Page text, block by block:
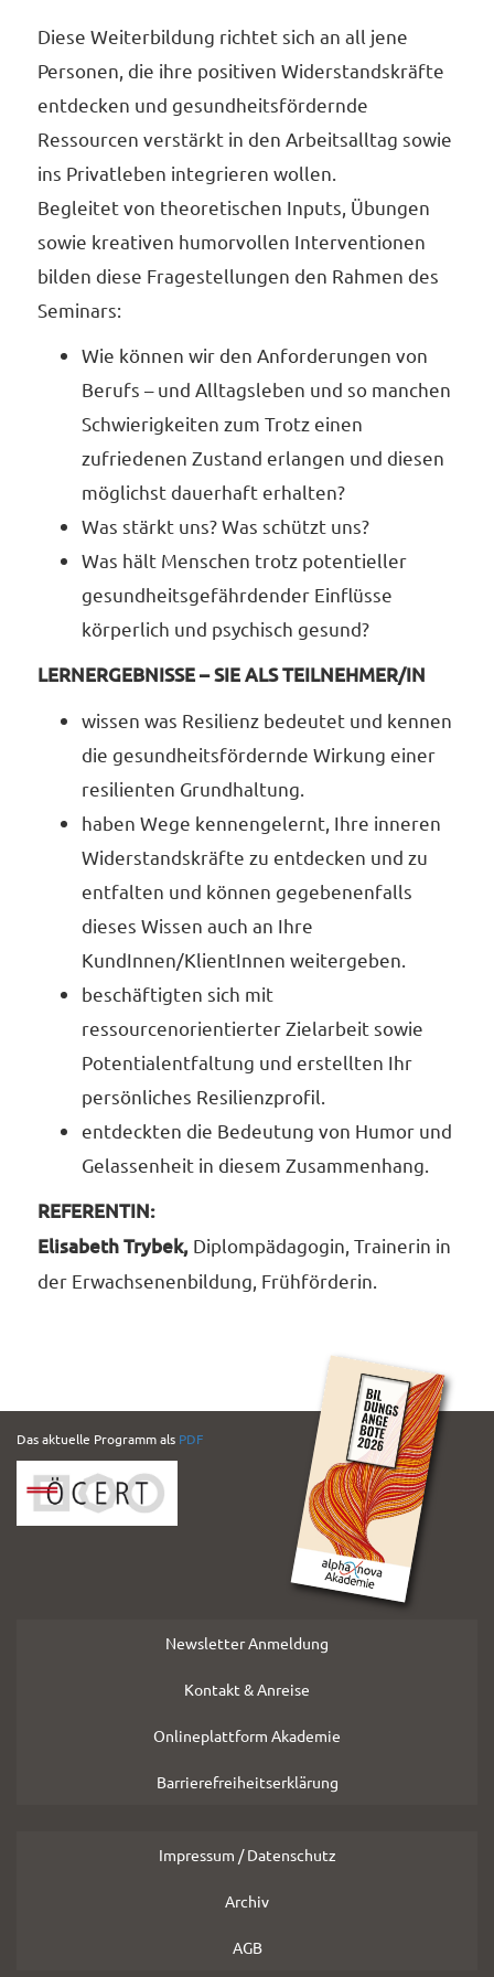
Diese Weiterbildung richtet sich an all jene
Personen, die ihre positiven Widerstandskräfte
entdecken und gesundheitsfördernde
Ressourcen verstärkt in den Arbeitsalltag sowie
ins Privatleben integrieren wollen.
Begleitet von theoretischen Inputs, Übungen
sowie kreativen humorvollen Interventionen
bilden diese Fragestellungen den Rahmen des
Seminars:
Wie können wir den Anforderungen von
Berufs – und Alltagsleben und so manchen
Schwierigkeiten zum Trotz einen
zufriedenen Zustand erlangen und diesen
möglichst dauerhaft erhalten?
Was stärkt uns? Was schützt uns?
Was hält Menschen trotz potentieller
gesundheitsgefährdender Einflüsse
körperlich und psychisch gesund?
LERNERGEBNISSE – SIE ALS TEILNEHMER/IN
wissen was Resilienz bedeutet und kennen
die gesundheitsfördernde Wirkung einer
resilienten Grundhaltung.
haben Wege kennengelernt, Ihre inneren
Widerstandskräfte zu entdecken und zu
entfalten und können gegebenenfalls
dieses Wissen auch an Ihre
KundInnen/KlientInnen weitergeben.
beschäftigten sich mit
ressourcenorientierter Zielarbeit sowie
Potentialentfaltung und erstellten Ihr
persönliches Resilienzprofil.
entdeckten die Bedeutung von Humor und
Gelassenheit in diesem Zusammenhang.
REFERENTIN:
Elisabeth Trybek, Diplompädagogin, Trainerin in
der Erwachsenenbildung, Frühförderin.
PDF
Folder
Das aktuelle Programm als PDF
Newsletter Anmeldung
Kontakt & Anreise
Onlineplattform Akademie
Barrierefreiheitserklärung
Impressum / Datenschutz
Archiv
AGB